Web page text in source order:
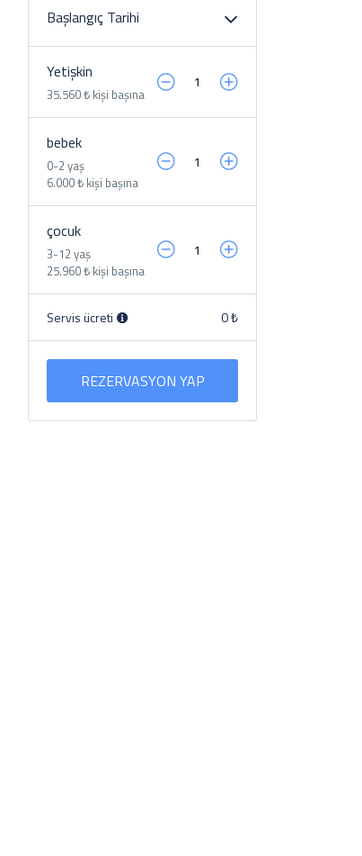
Başlangıç ​​Tarihi
Yetişkin
35.560 ₺ kişi başına
bebek
0-2 yaş
6.000 ₺ kişi başına
çocuk
3-12 yaş
25.960 ₺ kişi başına
Servis ücreti 0 ₺
REZERVASYON YAP